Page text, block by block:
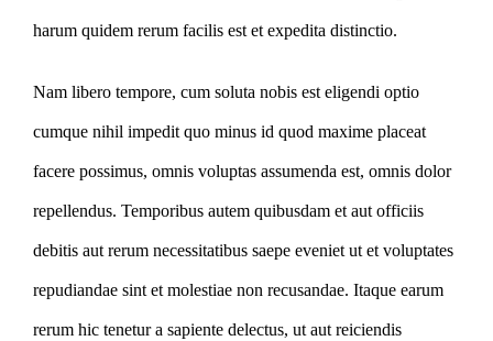
harum quidem rerum facilis est et expedita distinctio.
Nam libero tempore, cum soluta nobis est eligendi optio
cumque nihil impedit quo minus id quod maxime placeat
facere possimus, omnis voluptas assumenda est, omnis dolor
repellendus. Temporibus autem quibusdam et aut officiis
debitis aut rerum necessitatibus saepe eveniet ut et voluptates
repudiandae sint et molestiae non recusandae. Itaque earum
rerum hic tenetur a sapiente delectus, ut aut reiciendis